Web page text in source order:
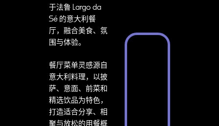
于法鲁 Largo da
Sé 的意大利餐
厅，融合美食、氛
围与体验。
餐厅菜单灵感源自
意大利料理，以披
萨、意面、前菜和
精选饮品为特色，
打造适合分享、相
聚与放松的用餐概